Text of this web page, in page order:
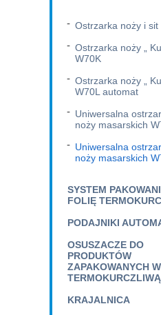
Ostrzarka noży i sit
Ostrzarka noży „
W70K
Ostrzarka noży „
W70L automat
Uniwersalna
noży masarskich
Uniwersalna
noży masarskich
SYSTEM
FOLIĘ
PODAJNIKI
OSUSZACZE DO
PRODUKTÓW
ZAPAKOWANYCH
TERMOKURCZLIWĄ
KRAJALNICA